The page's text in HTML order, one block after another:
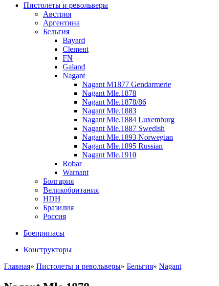
Пистолеты и револьверы
Австрия
Аргентина
Бельгия
Bayard
Clement
FN
Galand
Nagant
Nagant M1877 Gendarmerie
Nagant Mle.1878
Nagant Mle.1878/86
Nagant Mle.1883
Nagant Mle.1884 Luxemburg
Nagant Mle.1887 Swedish
Nagant Mle.1893 Norwegian
Nagant Mle.1895 Russian
Nagant Mle.1910
Robar
Warnant
Болгария
Великобритания
HDH
Бразилия
Россия
Боеприпасы
Конструкторы
Главная» Пистолеты и револьверы» Бельгия» Nagant